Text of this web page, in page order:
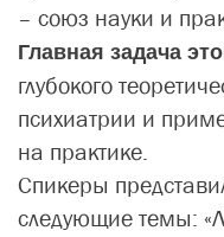
– союз науки и
Главная задача
глубокого
психиатрии и
на практике.
Спикеры
следующие темы: